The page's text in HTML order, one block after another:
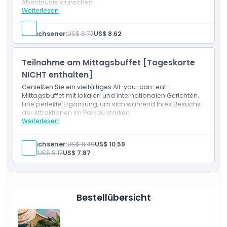
Öffnungszeiten
Dinge, die Sie wissen sollten
Ort
So lösen Sie ein
Stornierungsbedingungen
Abenteuers wünschen.
Weiterlesen
Leistungen
Schließfach x 1
Handtuch x 1
Erwachsener:US$ 8.77US$ 8.62
Teilnahme am Mittagsbuffet [Tageskarte
NICHT enthalten]
Genießen Sie ein vielfältiges All-you-can-eat-
Mittagsbuffet mit lokalen und internationalen Gerichten.
Eine perfekte Ergänzung, um sich während Ihres Besuchs
der Attraktionen im Park zu stärken.
Weiterlesen
Leistungen
Erwachsener:US$ 11.49US$ 10.59
Kind:US$ 8.17US$ 7.87
Bestellübersicht